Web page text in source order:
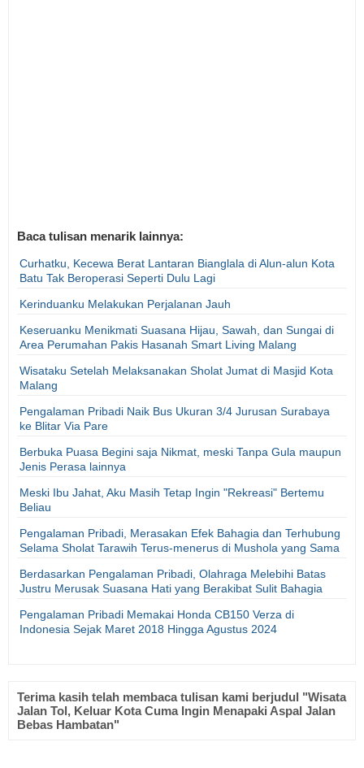
Baca tulisan menarik lainnya:
Curhatku, Kecewa Berat Lantaran Bianglala di Alun-alun Kota
Batu Tak Beroperasi Seperti Dulu Lagi
Kerinduanku Melakukan Perjalanan Jauh
Keseruanku Menikmati Suasana Hijau, Sawah, dan Sungai di
Area Perumahan Pakis Hasanah Smart Living Malang
Wisataku Setelah Melaksanakan Sholat Jumat di Masjid Kota
Malang
Pengalaman Pribadi Naik Bus Ukuran 3/4 Jurusan Surabaya
ke Blitar Via Pare
Berbuka Puasa Begini saja Nikmat, meski Tanpa Gula maupun
Jenis Perasa lainnya
Meski Ibu Jahat, Aku Masih Tetap Ingin "Rekreasi" Bertemu
Beliau
Pengalaman Pribadi, Merasakan Efek Bahagia dan Terhubung
Selama Sholat Tarawih Terus-menerus di Mushola yang Sama
Berdasarkan Pengalaman Pribadi, Olahraga Melebihi Batas
Justru Merusak Suasana Hati yang Berakibat Sulit Bahagia
Pengalaman Pribadi Memakai Honda CB150 Verza di
Indonesia Sejak Maret 2018 Hingga Agustus 2024
Terima kasih telah membaca tulisan kami berjudul "Wisata
Jalan Tol, Keluar Kota Cuma Ingin Menapaki Aspal Jalan
Bebas Hambatan"